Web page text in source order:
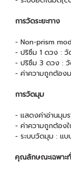
การวัดระยะทาง
- Non-prism
- ปริซึม 1 ดวง : วั
- ปริซึม 3 ดวง : วั
- ค่าความถูกต้อง
การวัดมุม
- แสดงค่าอ่านมุม
- ค่าความถูกต้อง
- ระบบวัดมุม : แ
คุณลักษณะเฉพาะ